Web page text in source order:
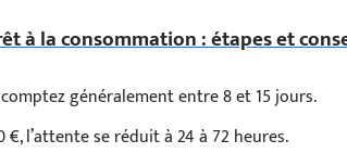
à la consommation : étapes et
généralement entre 8 et 15 jours.
l’attente se réduit à 24 à 72 heures.